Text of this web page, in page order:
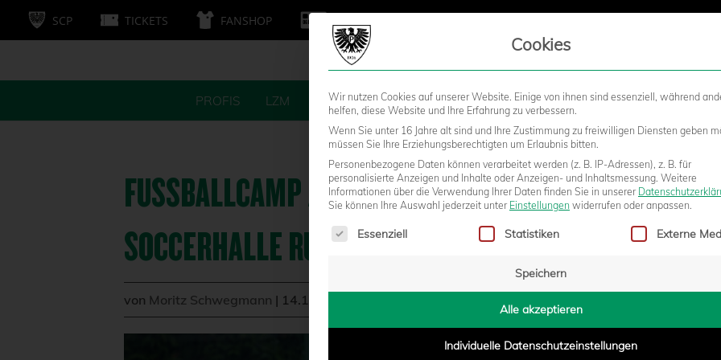
SCP TICKETS FANSHOP
PROFIS LZM FANS STADION BUSINESS KIDS
FUSSBALLCAMP ZUM JAHRESBEGINN IN DER S
OCCERHALLE RUMMENIGGE – JETZT ANMELDEN!
von Moritz Schwegmann | 14.11.2019 - 10:48
Cookies
Wir nutzen Cookies auf unserer Website. Einige von ihnen sind essenziell, während
helfen, diese Website und Ihre Erfahrung zu verbessern.
Wenn Sie unter 16 Jahre alt sind und Ihre Zustimmung zu freiwilligen Diensten geben
müssen Sie Ihre Erziehungsberechtigten um Erlaubnis bitten.
Personenbezogene Daten können verarbeitet werden (z. B. IP-Adressen), z. B. für
personalisierte Anzeigen und Inhalte oder Anzeigen- und Inhaltsmessung. Weitere
Informationen über die Verwendung Ihrer Daten finden Sie in unserer
Sie können Ihre Auswahl jederzeit unter Einstellungen widerrufen oder anpassen.
Es folgt eine Liste der Service-Gruppen, für die eine Einwilligung erteilt
Essenziell Statistiken Externe
Speichern
Alle akzeptieren
Individuelle Datenschutzeinstellungen